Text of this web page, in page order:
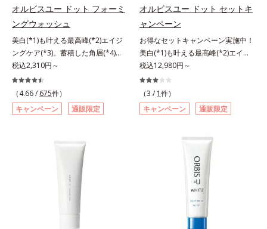
ビスユー ドットシリーズは美容成
分(*7)として「G.D.F.アクティベー
ター(*8)」を配合。そして、従来か
ら配合している美白有効成分「トラ
ネキサム酸」を配合しました。さら
に、シリーズ共通の美容成分(*7)
「GLルートブースター(*9)」を配合
することで、肌のふっくら感や透明
感を叶えます。美白ケアしながら多
リと透明感を。効果的なシナジー設
計で、あなたのエイジングケアを応
援します。*1 メラニンの生成を抑
え、シミ・ソバカスを防ぐ（ウォッ
シュ除く）*2 オルビス内スキンケ
たお手入れのこと*4 うるおいによ
オルビスユー ドット フォーミ
ングウォッシュ
美白(*1)も叶える最高峰(*2)エイジ
ングケア(*3)。蓄積した角層(*4)を
絡めとりくすみ(*5)を晴らす高密着
マイルドピーリング(*6)洗顔料。ハ
リも透明感(*7)も結果主義。年齢サ
イン(*8)の因子に着目した肌科学エ
イジングケア(*3)シリーズ。オルビ
よる肌悩み一つ一つを対処するので
はなく、肌で起きていることの根本
原因に着目。加齢とともに現れる年
齢サインについて研究を進めたとこ
ろ、弾力感のない状態である「ハリ
のなさ」や、くすみ(*5)などが現れ
ている状態である「透明感のなさ」
税込2,310円～
（4.66 / 675件）
キャンペーン
通販限定
オルビスユー ドット セットキ
ャンペーン
お得なセットキャンペーン実施中！
美白(*1)も叶える最高峰(*2)エイジ
ングケア(*3)。ハリも透明感(*4)も
結果主義。年齢サイン(*5)の因子に
着目した肌科学エイジングケア(*3)
シリーズ。オルビスユー ドットシ
リーズは、年齢による肌悩み一つ一
ていることの根本原因に着目。加齢
とともに現れる年齢サイン(*5)につ
いて研究を進めたところ、弾力感の
ない状態である「ハリのなさ」や、
くすみ(*6)などが現れている状態で
ある「透明感のなさ」が現れること
で大人の肌印象に大きな影響を与え
税込12,980円～
（3 / 1件）
キャンペーン
通販限定